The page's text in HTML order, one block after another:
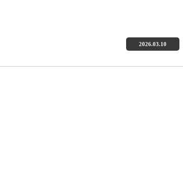
2026.03.10